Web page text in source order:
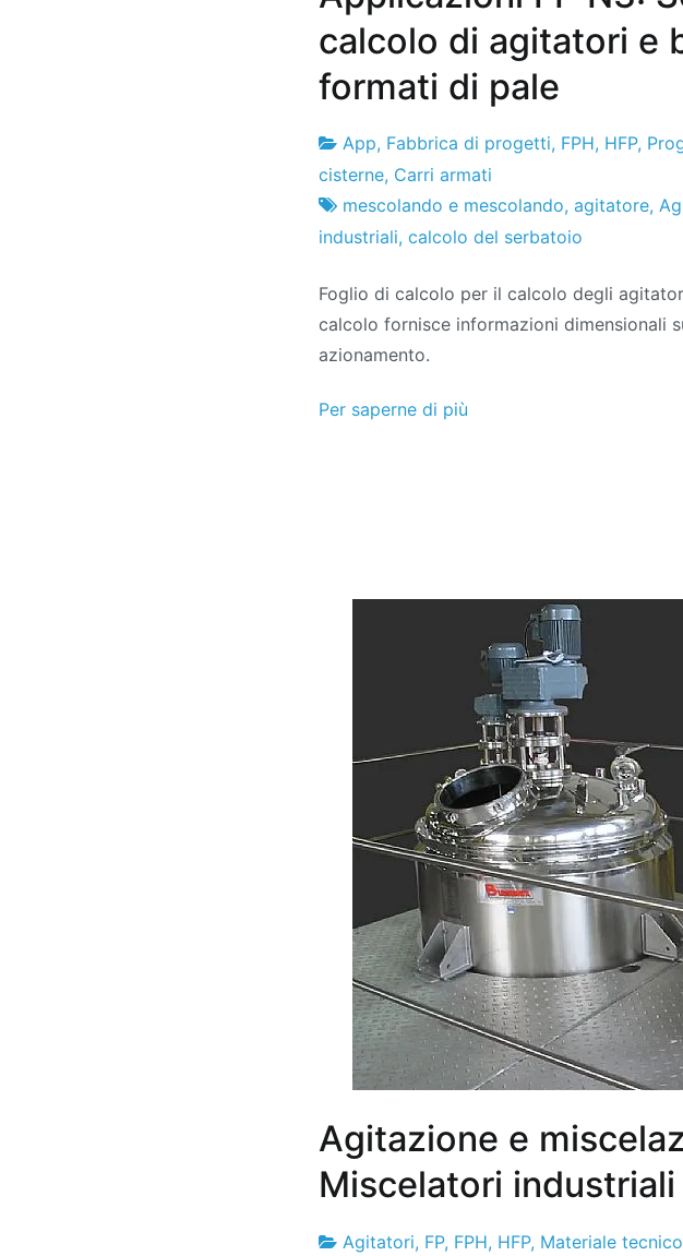
calcolo di agitatori e
formati di pale
Fabbrica
di
progetti
10
il
settembre
2024
App, Fabbrica di progetti, FPH, HFP,
cisterne, Carri armati
mescolando e mescolando, agitatore,
industriali, calcolo del serbatoio
Foglio di calcolo per il calcolo degli
calcolo fornisce informazioni dimensionali
azionamento.
Per saperne di più
Agitazione e
Miscelatori industriali
Agitatori, FP, FPH, HFP, Materiale tecnico